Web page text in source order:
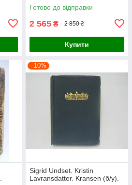
Готово до відправки
2 565 ₴ 2 850 ₴
Купити
–10%
Sigrid Undset. Kristin
Lavransdatter. Kransen (б/у).